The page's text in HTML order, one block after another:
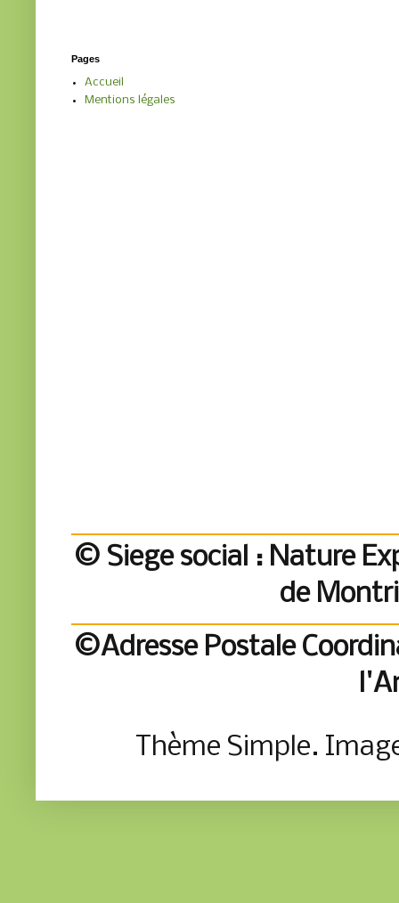
Pages
Accueil
Mentions légales
© Siege social : Nature
de
©Adresse Postale
Thème Simple.